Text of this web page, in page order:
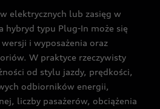
elektrycznych lub zasięg w
hybryd typu Plug-In może się
i wyposażenia oraz
W praktyce rzeczywisty
od stylu jazdy, prędkości,
odbiorników energii,
liczby pasażerów, obciążenia